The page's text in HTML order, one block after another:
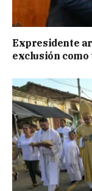
Expresidente
exclusión